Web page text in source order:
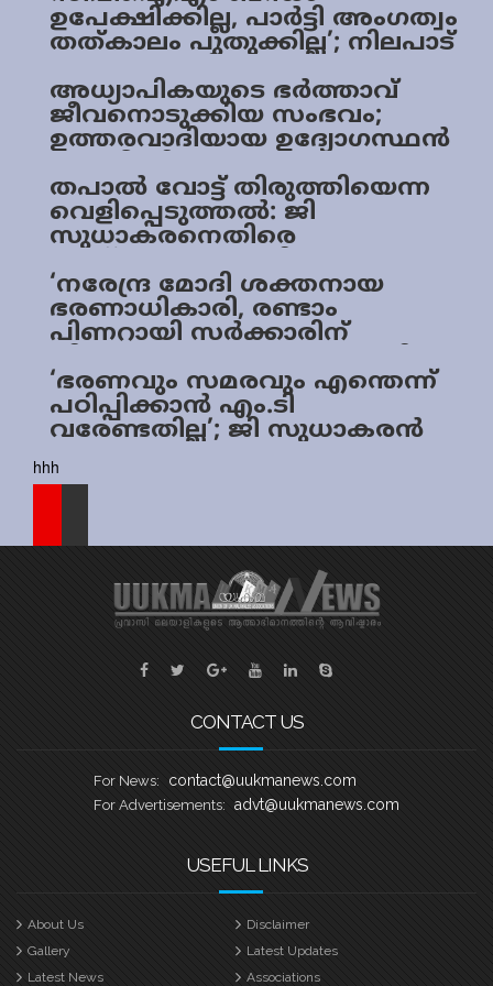
Sports
Classifieds
Gallery
പരാതി
ഉപേക്ഷിക്കില്ല, പാർട്ടി അംഗത്വം
തത്കാലം പുതുക്കില്ല’; നിലപാട്
അധ്യാപികയുടെ ഭർത്താവ്
ജീവനൊടുക്കിയ സംഭവം;
ഉത്തരവാദിയായ ഉദ്യോഗസ്ഥൻ
പാടില്ലെന്ന് ജി സുധാകരൻ
തപാല്‍ വോട്ട് തിരുത്തിയെന്ന
വെളിപ്പെടുത്തല്‍: ജി
സുധാകരനെതിരെ
ചെയ്യാന്‍ മുഖ്യ തിരഞ്ഞെടുപ്പ്
ഓഫീസറുടെ നിര്‍ദേശം
‘നരേന്ദ്ര മോദി ശക്തനായ
ഭരണാധികാരി, രണ്ടാം
പിണറായി സർക്കാരിന്
സുധാകരൻ
‘ഭരണവും സമരവും എന്തെന്ന്
പഠിപ്പിക്കാൻ എം.ടി
വരേണ്ടതില്ല’; ജി സുധാകരൻ
hhh
CONTACT US
For News: contact@uukmanews.com
For Advertisements: advt@uukmanews.com
USEFUL LINKS
About Us
Disclaimer
Gallery
Latest Updates
Latest News
Associations